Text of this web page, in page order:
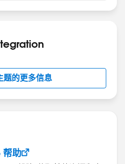
题的更多信息
帮助